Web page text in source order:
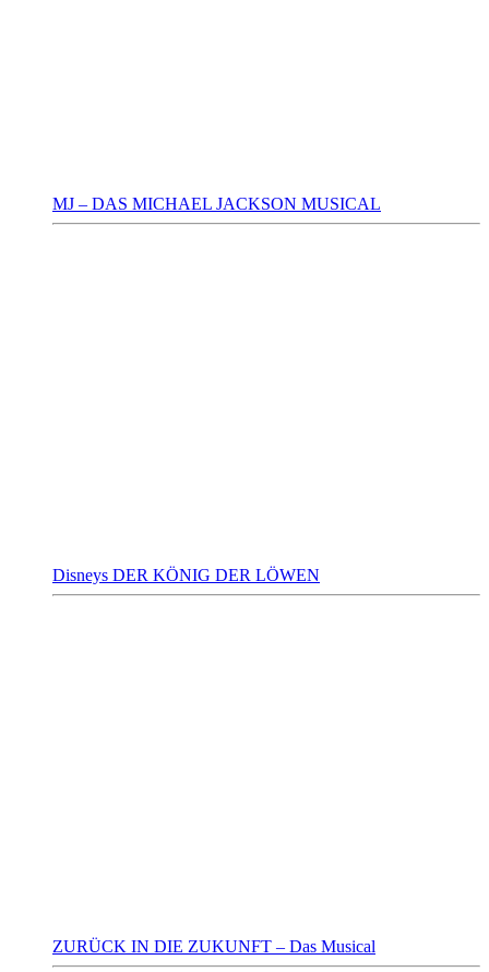
MJ – DAS MICHAEL JACKSON MUSICAL
Disneys DER KÖNIG DER LÖWEN
ZURÜCK IN DIE ZUKUNFT – Das Musical